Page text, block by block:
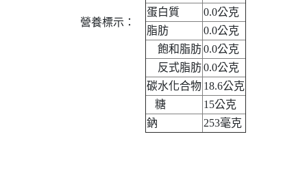
營養標示：
蛋白質
0.0公克
脂肪
0.0公克
飽和脂肪0.0公克
反式脂肪0.0公克
碳水化合物 18.6公克
糖
15公克
鈉
253毫克